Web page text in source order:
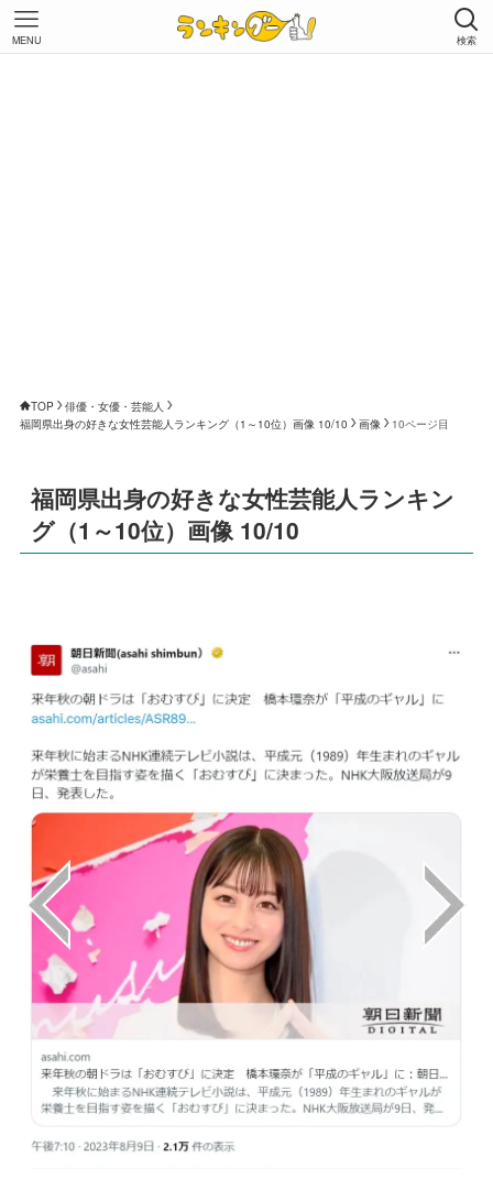
検索
MENU
TOP
俳優・女優・芸能人
福岡県出身の好きな女性芸能人ランキング（1～10位）画像 10/10
画像 10ページ目
福岡県出身の好きな女性芸能人ランキン
グ（1～10位）画像 10/10